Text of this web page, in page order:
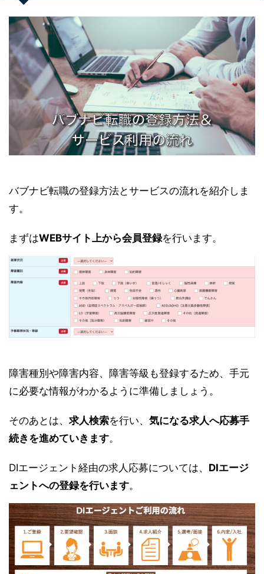
バブナビ転職の登録方法とサービスの流れを紹介しま
す。
まずはWEBサイト上から会員登録を行います。
障害種別や障害内容、障害等級も登録するため、手元
に必要な情報がわかるように準備しましょう。
そのあとは、 求人検索を行い、 気になる求人へ応募手
続きを進めていきます。
DIエージェント経由の求人応募については、 DIエージ
ェントへの登録を行います。